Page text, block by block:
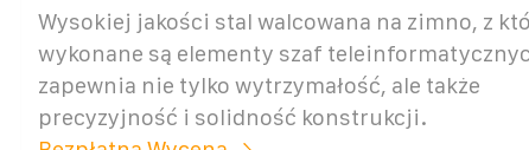
Wysokiej jakości stal walcowana na zimno, z
wykonane są elementy szaf
zapewnia nie tylko wytrzymałość, ale także
precyzyjność i solidność konstrukcji.